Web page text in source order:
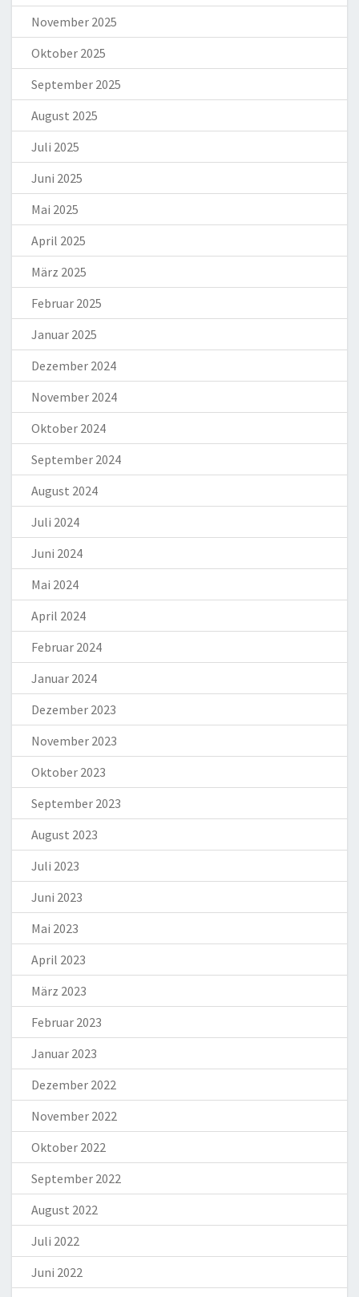
November 2025
Oktober 2025
September 2025
August 2025
Juli 2025
Juni 2025
Mai 2025
April 2025
März 2025
Februar 2025
Januar 2025
Dezember 2024
November 2024
Oktober 2024
September 2024
August 2024
Juli 2024
Juni 2024
Mai 2024
April 2024
Februar 2024
Januar 2024
Dezember 2023
November 2023
Oktober 2023
September 2023
August 2023
Juli 2023
Juni 2023
Mai 2023
April 2023
März 2023
Februar 2023
Januar 2023
Dezember 2022
November 2022
Oktober 2022
September 2022
August 2022
Juli 2022
Juni 2022